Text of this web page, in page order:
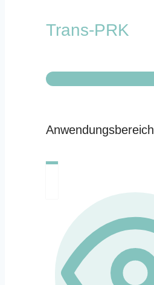
Trans-PRK
Anwendungsbereich